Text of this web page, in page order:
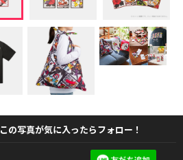
この写真が気に入ったらフォロー！